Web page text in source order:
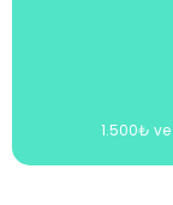
1.500₺